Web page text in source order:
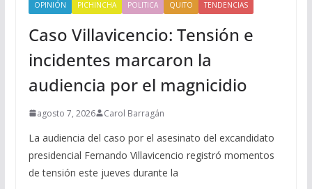
OPINIÓN
PICHINCHA POLITICA QUITO TENDENCIAS
Caso Villavicencio: Tensión e
incidentes marcaron la
audiencia por el magnicidio
agosto 7, 2026 Carol Barragán
La audiencia del caso por el asesinato del excandidato
presidencial Fernando Villavicencio registró momentos
de tensión este jueves durante la